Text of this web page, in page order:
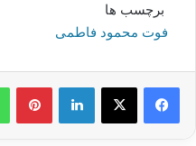
برچسب ها
فوت محمود فاطمی
لینکدین